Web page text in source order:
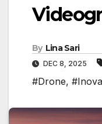
By Lina Sari
DEC 8, 2025
#Drone,